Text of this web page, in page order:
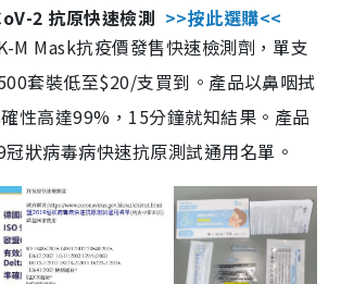
2 抗原快速檢測 >>按此選購<<
M Mask抗疫價發售快速檢測劑，單支
套裝低至$20/支買到。產品以鼻咽拭
性高達99%，15分鐘就知結果。產品
狀病毒病快速抗原測試通用名單。